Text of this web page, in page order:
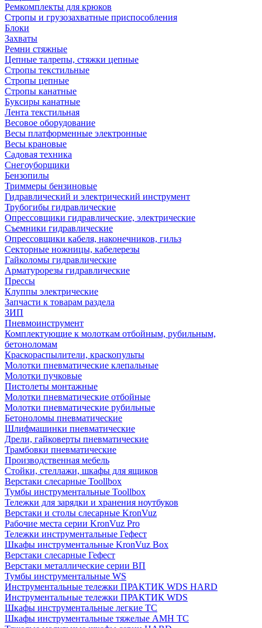
Ремкомплекты для крюков
Стропы и грузозахватные приспособления
Блоки
Захваты
Ремни стяжные
Цепные талрепы, стяжки цепные
Стропы текстильные
Стропы цепные
Стропы канатные
Буксиры канатные
Лента текстильная
Весовое оборудование
Весы платформенные электронные
Весы крановые
Садовая техника
Снегоуборщики
Бензопилы
Триммеры бензиновые
Гидравлический и электрический инструмент
Трубогибы гидравлические
Опрессовщики гидравлические, электрические
Съемники гидравлические
Опрессовщики кабеля, наконечников, гильз
Секторные ножницы, кабелерезы
Гайколомы гидравлические
Арматурорезы гидравлические
Прессы
Клуппы электрические
Запчасти к товарам раздела
ЗИП
Пневмоинструмент
Комплектующие к молоткам отбойным, рубильным,
бетоноломам
Краскораспылители, краскопульты
Молотки пневматические клепальные
Молотки пучковые
Пистолеты монтажные
Молотки пневматические отбойные
Молотки пневматические рубильные
Бетоноломы пневматические
Шлифмашинки пневматические
Дрели, гайковерты пневматические
Трамбовки пневматические
Производственная мебель
Стойки, стеллажи, шкафы для ящиков
Верстаки слесарные Toollbox
Тумбы инструментальные Toollbox
Тележки для зарядки и хранения ноутбуков
Верстаки и столы слесарные KronVuz
Рабочие места серии KronVuz Pro
Тележки инструментальные Гефест
Шкафы инструментальные KronVuz Box
Верстаки слесарные Гефест
Верстаки металлические серии ВП
Тумбы инструментальные WS
Инструментальные тележки ПРАКТИК WDS HARD
Инструментальные тележки ПРАКТИК WDS
Шкафы инструментальные легкие ТС
Шкафы инструментальные тяжелые AMH TC